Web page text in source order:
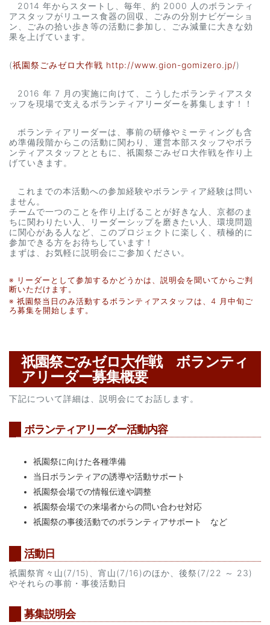
2014 年からスタートし、毎年、約 2000 人のボランティ
アスタッフがリユース食器の回収、ごみの分別ナビゲーショ
ン、ごみの拾い歩き等の活動に参加し、ごみ減量に大きな効
果を上げています。
(祇園祭ごみゼロ大作戦 http://www.gion-gomizero.jp/)
2016 年 7 月の実施に向けて、こうしたボランティアスタ
ッフを現場で支えるボランティアリーダーを募集します！！
ボランティアリーダーは、事前の研修やミーティングも含
め準備段階からこの活動に関わり、運営本部スタッフやボラ
ンティアスタッフとともに、祇園祭ごみゼロ大作戦を作り上
げていきます。
これまでの本活動への参加経験やボランティア経験は問い
ません。
チームで一つのことを作り上げることが好きな人、京都のま
ちに関わりたい人、リーダーシップを磨きたい人、環境問題
に関心がある人など、このプロジェクトに楽しく、積極的に
参加できる方をお待ちしています！
まずは、お気軽に説明会にご参加ください。
※ リーダーとして参加するかどうかは、説明会を聞いてからご判
断いただけます。
※ 祇園祭当日のみ活動するボランティアスタッフは、4 月中旬ご
ろ募集を開始します。
祇園祭ごみゼロ大作戦 ボランティ
アリーダー募集概要
下記について詳細は、説明会にてお話します。
ボランティアリーダー活動内容
祇園祭に向けた各種準備
当日ボランティアの誘導や活動サポート
祇園祭会場での情報伝達や調整
祇園祭会場での来場者からの問い合わせ対応
祇園祭の事後活動でのボランティアサポート など
活動日
祇園祭宵々山(7/15)、宵山(7/16)のほか、後祭(7/22 ～ 23)
やそれらの事前・事後活動日
募集説明会